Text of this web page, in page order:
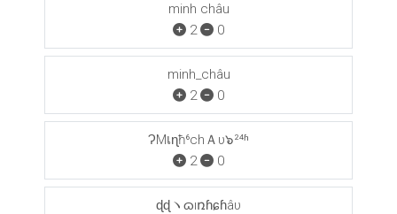
minh châu
2
0
minh_châu
2
0
ɁMเɳħ⁶chＡυ๖²⁴ʱ
2
0
ɖɖヽɷıռɦɕɦâυ